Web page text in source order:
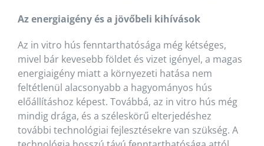
Az energiaigény és a jövőbeli kihívások
Az in vitro hús fenntarthatósága még kétséges,
mivel bár kevesebb földet és vizet igényel, a magas
energiaigény miatt a környezeti hatása nem
feltétlenül alacsonyabb a hagyományos hús
előállításhoz képest. Továbbá, az in vitro hús még
mindig drága, és a széleskörű elterjedéshez
további technológiai fejlesztésekre van szükség. A